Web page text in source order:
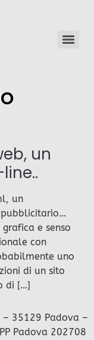
un
un
e senso
con
uno
di un sito
di […]
35129 Padova –
Padova 202708